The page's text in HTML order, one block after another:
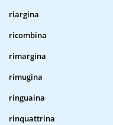
riargina
ricombina
rimargina
rimugina
ringuaina
rinquattrina